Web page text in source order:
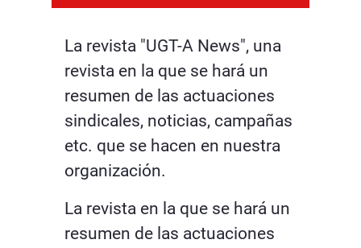
La revista "UGT-A News", una
revista en la que se hará un
resumen de las actuaciones
sindicales, noticias, campañas
etc. que se hacen en nuestra
organización.
La revista en la que se hará un
resumen de las actuaciones